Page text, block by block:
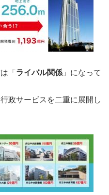
「 ライバル関係 」になって
政サービスを二重に展開し